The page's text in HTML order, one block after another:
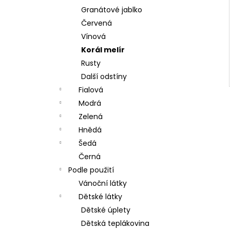
Granátové jablko
Červená
Vínová
Korál melír
Rusty
Další odstíny
Fialová
Modrá
Zelená
Hnědá
Šedá
Černá
Podle použití
Vánoční látky
Dětské látky
Dětské úplety
Dětská teplákovina